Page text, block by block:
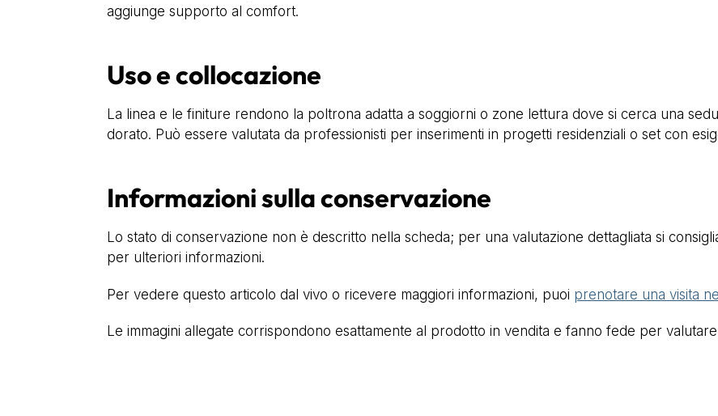
aggiunge supporto al comfort.
Uso e collocazione
La linea e le finiture rendono la poltrona adatta a soggiorni o zone lettura dove si cerca una
dorato. Può essere valutata da professionisti per inserimenti in progetti residenziali o set con
Informazioni sulla conservazione
Lo stato di conservazione non è descritto nella scheda; per una valutazione dettagliata si
per ulteriori informazioni.
Per vedere questo articolo dal vivo o ricevere maggiori informazioni, puoi prenotare una visita
Le immagini allegate corrispondono esattamente al prodotto in vendita e fanno fede per